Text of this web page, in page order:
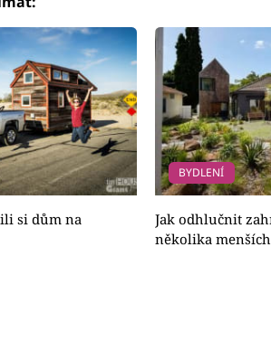
si dům na
BYDLENÍ
Jak odhlučnit
několika